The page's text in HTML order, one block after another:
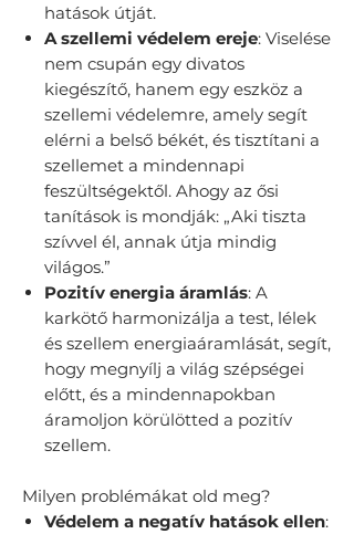
hatások útját.
A szellemi védelem ereje: Viselése
nem csupán egy divatos
kiegészítő, hanem egy eszköz a
szellemi védelemre, amely segít
elérni a belső békét, és tisztítani a
szellemet a mindennapi
feszültségektől. Ahogy az ősi
tanítások is mondják: „Aki tiszta
szívvel él, annak útja mindig
világos.”
Pozitív energia áramlás: A
karkötő harmonizálja a test, lélek
és szellem energiaáramlását, segít,
hogy megnyílj a világ szépségei
előtt, és a mindennapokban
áramoljon körülötted a pozitív
szellem.
Milyen problémákat old meg?
Védelem a negatív hatások ellen: